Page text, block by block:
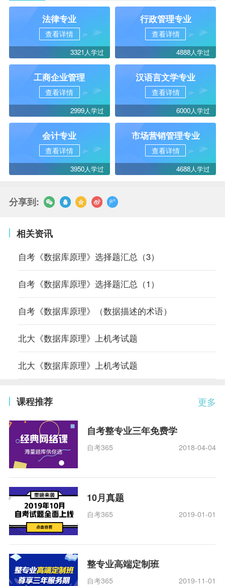
法律专业
查看详情
3321人学过
行政管理专业
查看详情
4888人学过
工商企业管理
查看详情
2999人学过
汉语言文学专业
查看详情
6000人学过
会计专业
查看详情
3950人学过
市场营销管理专业
查看详情
4688人学过
分享到:
相关资讯
自考《数据库原理》选择题汇总（3）
自考《数据库原理》选择题汇总（1）
自考《数据库原理》（数据描述的术语）
北大《数据库原理》上机考试题
北大《数据库原理》上机考试题
更多
课程推荐
自考整专业三年免费学
自考365 2018-04-04
10月真题
自考365 2019-01-01
整专业高端定制班
自考365 2019-11-01